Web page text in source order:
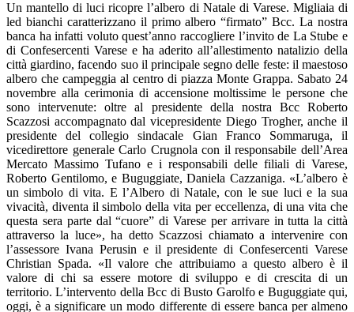
Un mantello di luci ricopre l’albero di Natale di Varese. Migliaia di
led bianchi caratterizzano il primo albero “firmato” Bcc. La nostra
banca ha infatti voluto quest’anno raccogliere l’invito de La Stube e
di Confesercenti Varese e ha aderito all’allestimento natalizio della
città giardino, facendo suo il principale segno delle feste: il maestoso
albero che campeggia al centro di piazza Monte Grappa. Sabato 24
novembre alla cerimonia di accensione moltissime le persone che
sono intervenute: oltre al presidente della nostra Bcc Roberto
Scazzosi accompagnato dal vicepresidente Diego Trogher, anche il
presidente del collegio sindacale Gian Franco Sommaruga, il
vicedirettore generale Carlo Crugnola con il responsabile dell’Area
Mercato Massimo Tufano e i responsabili delle filiali di Varese,
Roberto Gentilomo, e Buguggiate, Daniela Cazzaniga. «L’albero è
un simbolo di vita. E l’Albero di Natale, con le sue luci e la sua
vivacità, diventa il simbolo della vita per eccellenza, di una vita che
questa sera parte dal “cuore” di Varese per arrivare in tutta la città
attraverso la luce», ha detto Scazzosi chiamato a intervenire con
l’assessore Ivana Perusin e il presidente di Confesercenti Varese
Christian Spada. «Il valore che attribuiamo a questo albero è il
valore di chi sa essere motore di sviluppo e di crescita di un
territorio. L’intervento della Bcc di Busto Garolfo e Buguggiate qui,
oggi, è a significare un modo differente di essere banca per almeno